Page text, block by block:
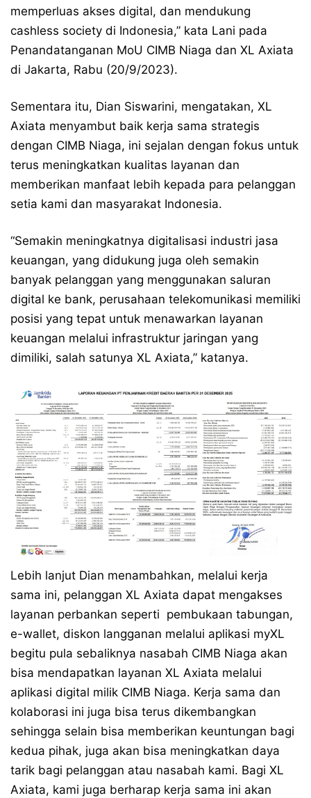
memperluas akses digital, dan mendukung
cashless society di Indonesia,” kata Lani pada
Penandatanganan MoU CIMB Niaga dan XL Axiata
di Jakarta, Rabu (20/9/2023).
Sementara itu, Dian Siswarini, mengatakan, XL
Axiata menyambut baik kerja sama strategis
dengan CIMB Niaga, ini sejalan dengan fokus untuk
terus meningkatkan kualitas layanan dan
memberikan manfaat lebih kepada para pelanggan
setia kami dan masyarakat Indonesia.
“Semakin meningkatnya digitalisasi industri jasa
keuangan, yang didukung juga oleh semakin
banyak pelanggan yang menggunakan saluran
digital ke bank, perusahaan telekomunikasi memiliki
posisi yang tepat untuk menawarkan layanan
keuangan melalui infrastruktur jaringan yang
dimiliki, salah satunya XL Axiata,” katanya.
Lebih lanjut Dian menambahkan, melalui kerja
sama ini, pelanggan XL Axiata dapat mengakses
layanan perbankan seperti pembukaan tabungan,
e-wallet, diskon langganan melalui aplikasi myXL
begitu pula sebaliknya nasabah CIMB Niaga akan
bisa mendapatkan layanan XL Axiata melalui
aplikasi digital milik CIMB Niaga. Kerja sama dan
kolaborasi ini juga bisa terus dikembangkan
sehingga selain bisa memberikan keuntungan bagi
kedua pihak, juga akan bisa meningkatkan daya
tarik bagi pelanggan atau nasabah kami. Bagi XL
Axiata, kami juga berharap kerja sama ini akan